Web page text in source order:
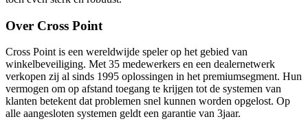
Over Cross Point
Cross Point is een wereldwijde speler op het gebied van
winkelbeveiliging. Met 35 medewerkers en een dealernetwerk
verkopen zij al sinds 1995 oplossingen in het premiumsegment. Hun
vermogen om op afstand toegang te krijgen tot de systemen van
klanten betekent dat problemen snel kunnen worden opgelost. Op
alle aangesloten systemen geldt een garantie van 3jaar.